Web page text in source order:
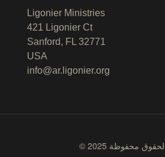
Ligonier Ministries
421 Ligonier Ct
Sanford, FL 32771
USA
info@ar.ligonier.org
الحقوق محفوظة